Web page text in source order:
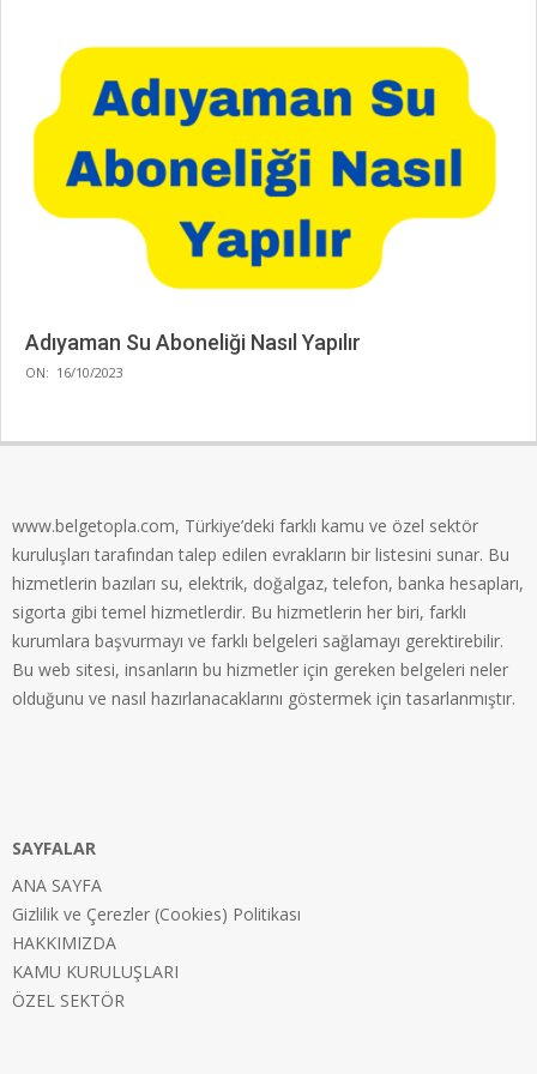
Adıyaman Su Aboneliği Nasıl Yapılır
2023-
ON: 16/10/2023
www.belgetopla.com, Türkiye’deki farklı kamu ve özel sektör
kuruluşları tarafından talep edilen evrakların bir listesini sunar. Bu
hizmetlerin bazıları su, elektrik, doğalgaz, telefon, banka hesapları,
sigorta gibi temel hizmetlerdir. Bu hizmetlerin her biri, farklı
kurumlara başvurmayı ve farklı belgeleri sağlamayı gerektirebilir.
Bu web sitesi, insanların bu hizmetler için gereken belgeleri neler
olduğunu ve nasıl hazırlanacaklarını göstermek için tasarlanmıştır.
SAYFALAR
ANA SAYFA
Gizlilik ve Çerezler (Cookies) Politikası
HAKKIMIZDA
KAMU KURULUŞLARI
ÖZEL SEKTÖR